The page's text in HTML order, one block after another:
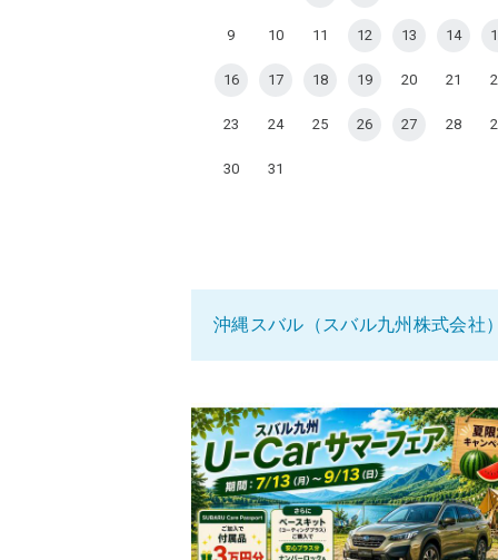
9 10 11 12 13 14
16 17 18 19 20 21
23 24 25 26 27 28
30 31
沖縄スバル（スバル九州株式会